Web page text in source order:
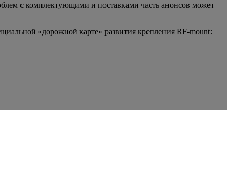
с комплектующими и поставками часть анонсов может
«дорожной карте» развития крепления RF-mount: